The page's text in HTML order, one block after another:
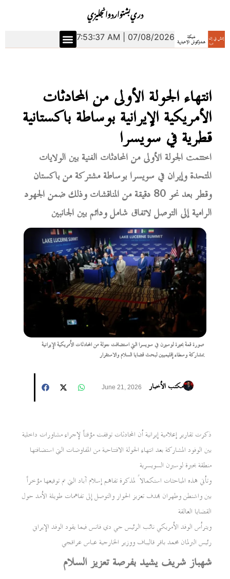
انجليزياردوبشتودري
7:53:38 AM | 07/08/2026
انتهاء الجولة الأولى من المحادثات
الأمريكية الإيرانية بوساطة باكستانية
قطرية في سويسرا
اختتمت الجولة الأولى من المحادثات الفنية بين الولايات
المتحدة وإيران في سويسرا بوساطة مشتركة من باكستان
وقطر بعد نحو 80 دقيقة من المناقشات وذلك ضمن الجهود
الرامية إلى التوصل لاتفاق شامل ودائم بين الجانبين
صورة قمة بحيرة لوسيرن في سويسرا التي استضافت جولة من المحادثات الأمريكية الإيرانية
بمشاركة وسطاء إقليميين لبحث قضايا السلام والاستقرار
مكتب الأخبار June 21, 2026
ذكرت تقارير إعلامية إيرانية أن المحادثات توقفت مؤقتاً لإجراء مشاورات داخلية
بين الوفود المشاركة بعد انتهاء الجولة الافتتاحية من المفاوضات التي استضافتها
منطقة بحيرة لوسيرن السويسرية
وتأتي هذه المباحثات استكمالاً لمذكرة تفاهم إسلام آباد التي تم توقيعها مؤخراً
بين واشنطن وطهران بهدف تعزيز الحوار والتوصل إلى تفاهمات طويلة الأمد حول
القضايا العالقة
ويترأس الوفد الأمريكي نائب الرئيس جي دي فانس فيما يقود الوفد الإيراني
رئيس البرلمان محمد باقر قاليباف ووزير الخارجية عباس عراقجي
شهباز شريف يشيد بفرصة تعزيز السلام